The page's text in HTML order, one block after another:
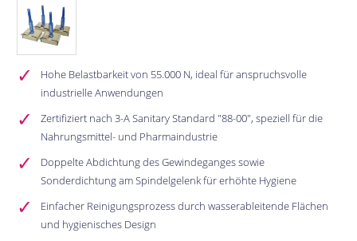
Hohe Belastbarkeit von 55.000 N, ideal für anspruchsvolle
industrielle Anwendungen
Zertifiziert nach 3-A Sanitary Standard "88-00", speziell für die
Nahrungsmittel- und Pharmaindustrie
Doppelte Abdichtung des Gewindeganges sowie
Sonderdichtung am Spindelgelenk für erhöhte Hygiene
Einfacher Reinigungsprozess durch wasserableitende Flächen
und hygienisches Design